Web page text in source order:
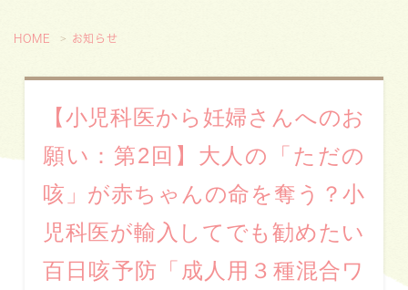
HOME お知らせ
【小児科医から妊婦さんへのお
願い：第2回】大人の「ただの
咳」が赤ちゃんの命を奪う？小
児科医が輸入してでも勧めたい
百日咳予防「成人用３種混合ワ